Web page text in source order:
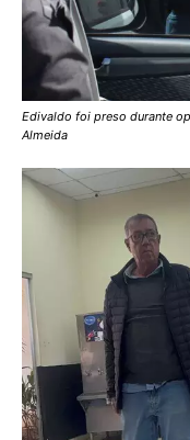
Edivaldo foi preso durante
Almeida